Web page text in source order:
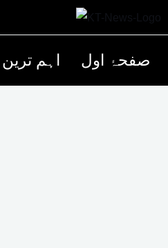
اہم ترین صفحۂ اول